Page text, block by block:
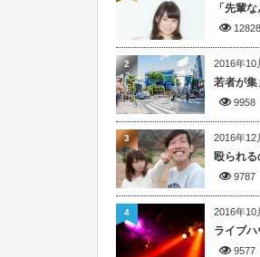
「先輩
12828
2016年10
若者が集
9958
2
2016年12
殴られ
9787
3
2016年10
ライブ
9577
4